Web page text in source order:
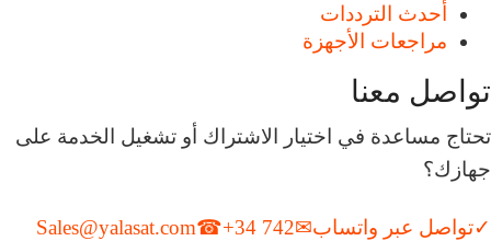
أحدث الترددات
مراجعات الأجهزة
تواصل معنا
تحتاج مساعدة في اختيار الاشتراك أو تشغيل الخدمة على
جهازك؟
✓تواصل عبر واتساب✉
Sales@yalasat.com☎+34 742